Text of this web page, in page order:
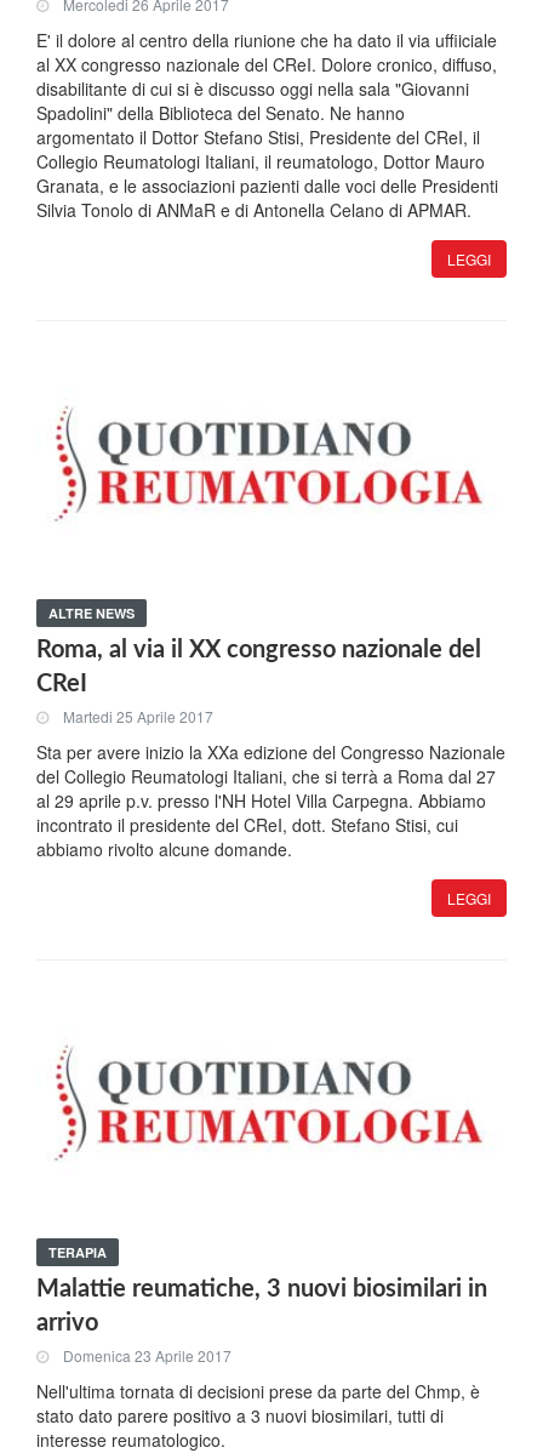
Mercoledi 26 Aprile 2017
E' il dolore al centro della riunione che ha dato il via uffiiciale
al XX congresso nazionale del CReI. Dolore cronico, diffuso,
disabilitante di cui si è discusso oggi nella sala "Giovanni
Spadolini" della Biblioteca del Senato. Ne hanno
argomentato il Dottor Stefano Stisi, Presidente del CReI, il
Collegio Reumatologi Italiani, il reumatologo, Dottor Mauro
Granata, e le associazioni pazienti dalle voci delle Presidenti
Silvia Tonolo di ANMaR e di Antonella Celano di APMAR.
LEGGI
ALTRE NEWS
Roma, al via il XX congresso nazionale del
CReI
Martedi 25 Aprile 2017
Sta per avere inizio la XXa edizione del Congresso Nazionale
del Collegio Reumatologi Italiani, che si terrà a Roma dal 27
al 29 aprile p.v. presso l'NH Hotel Villa Carpegna. Abbiamo
incontrato il presidente del CReI, dott. Stefano Stisi, cui
abbiamo rivolto alcune domande.
LEGGI
TERAPIA
Malattie reumatiche, 3 nuovi biosimilari in
arrivo
Domenica 23 Aprile 2017
Nell'ultima tornata di decisioni prese da parte del Chmp, è
stato dato parere positivo a 3 nuovi biosimilari, tutti di
interesse reumatologico.